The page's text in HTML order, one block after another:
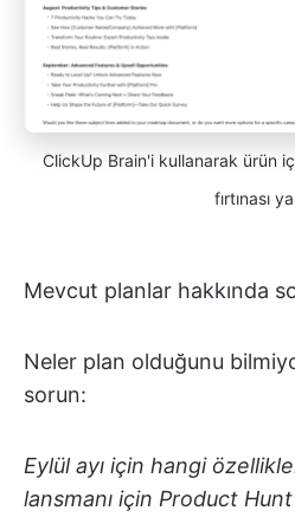
ClickUp Brain'i kullanarak ürün
fırtınası
Mevcut planlar hakkında
Neler plan olduğunu
sorun:
Eylül ayı için hangi
lansmanı için Product